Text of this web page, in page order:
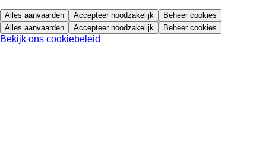
Alles aanvaarden Accepteer noodzakelijk
Beheer cookies
Alles aanvaarden
Accepteer noodzakelijk Beheer cookies
Bekijk ons cookiebeleid